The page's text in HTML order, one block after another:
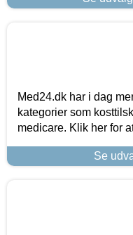
Med24.dk har i dag
kategorier som
medicare. Klik her for
Se